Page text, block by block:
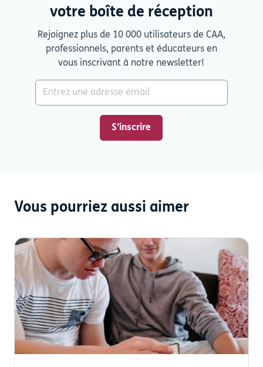
votre boîte de réception
Rejoignez plus de 10 000 utilisateurs de CAA,
professionnels, parents et éducateurs en
vous inscrivant à notre newsletter!
Vous pourriez aussi aimer